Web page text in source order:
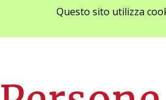
Questo sito utilizza